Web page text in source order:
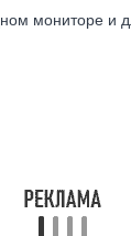
мониторе и